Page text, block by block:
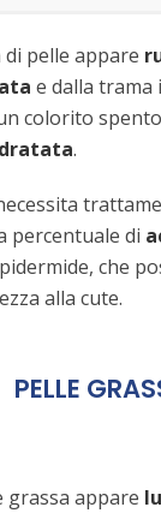
pelle appare
e dalla trama
colorito
.
percentuale di
che
alla cute.
PELLE
grassa appare